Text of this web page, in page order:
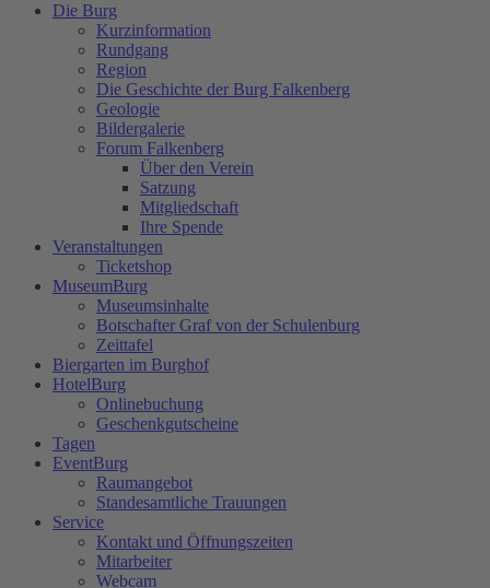
Die Burg
Kurzinformation
Rundgang
Region
Die Geschichte der Burg Falkenberg
Geologie
Bildergalerie
Forum Falkenberg
Über den Verein
Satzung
Mitgliedschaft
Ihre Spende
Veranstaltungen
Ticketshop
MuseumBurg
Museumsinhalte
Botschafter Graf von der Schulenburg
Zeittafel
Biergarten im Burghof
HotelBurg
Onlinebuchung
Geschenkgutscheine
Tagen
EventBurg
Raumangebot
Standesamtliche Trauungen
Service
Kontakt und Öffnungszeiten
Mitarbeiter
Webcam